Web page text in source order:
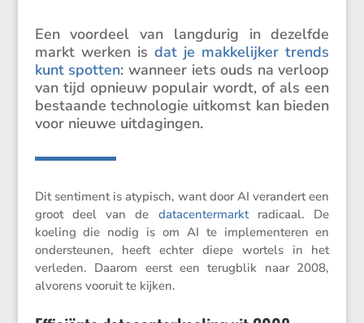
Een voordeel van langdurig in dezelfde
markt werken is dat je makke­lijker trends
kunt spotten: wanneer iets ouds na verloop
van tijd opnieuw populair wordt, of als een
bestaande techno­logie uitkomst kan bieden
voor nieuwe uitdagingen.
Dit senti­ment is atypisch, want door AI veran­dert een
groot deel van de datacen­ter­marktradicaal. De
koeling die nodig is om AI te imple­men­teren en
onder­steunen, heeft echter diepe wortels in het
verleden. Daarom eerst een terug­blik naar 2008,
alvorens vooruit te kijken.